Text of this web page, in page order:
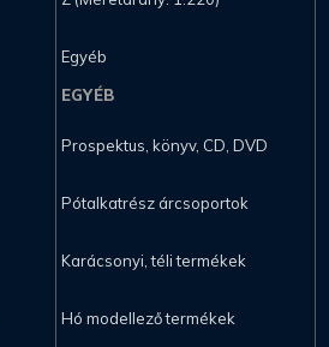
Egyéb
EGYÉB
Prospektus, könyv, CD, DVD
Pótalkatrész árcsoportok
Karácsonyi, téli termékek
Hó modellező termékek